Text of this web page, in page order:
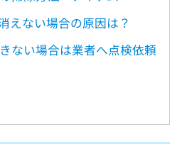
えない場合の原因は？
ない場合は業者へ点検依頼